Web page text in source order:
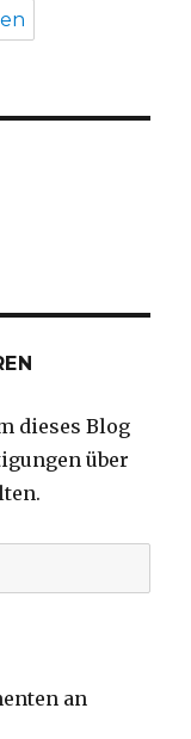
dieses Blog
über
an